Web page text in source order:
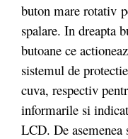
buton mare rotativ
spalare. In dreapta
butoane ce
sistemul de
cuva, respectiv
informarile si
LCD. De asemenea